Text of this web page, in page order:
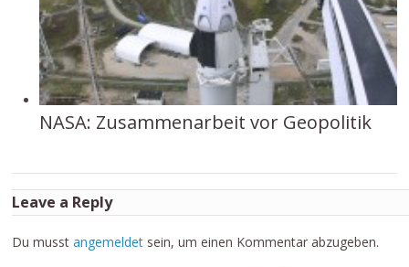
NASA: Zusammenarbeit vor Geopolitik
Leave a Reply
Du musstangemeldet sein, um einen Kommentar abzugeben.